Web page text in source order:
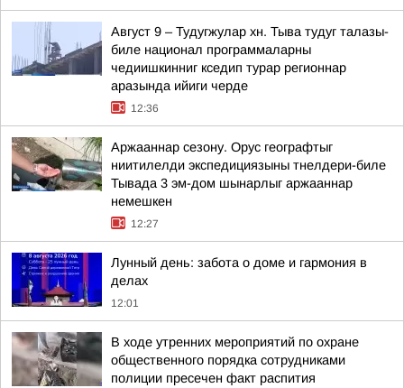
Август 9 – Тудугжулар хн. Тыва тудуг талазы-
биле национал программаларны
чедиишкинниг кседип турар регионнар
аразында ийиги черде
12:36
Аржааннар сезону. Орус географтыг
ниитилелди экспедициязыны тнелдери-биле
Тывада 3 эм-дом шынарлыг аржааннар
немешкен
12:27
Лунный день: забота о доме и гармония в
делах
12:01
В ходе утренних мероприятий по охране
общественного порядка сотрудниками
полиции пресечен факт распития